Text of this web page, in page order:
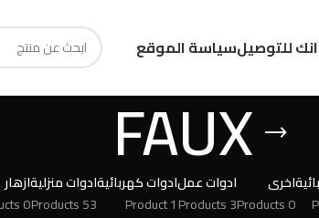
للتوصيلسياسة الموقع
FAUX
اخرى
0 Products
ادوات عمل
3 Products
ادوات كهربائية
1 Product
ادوات منزلية
53 Products
ازهار
0 Products